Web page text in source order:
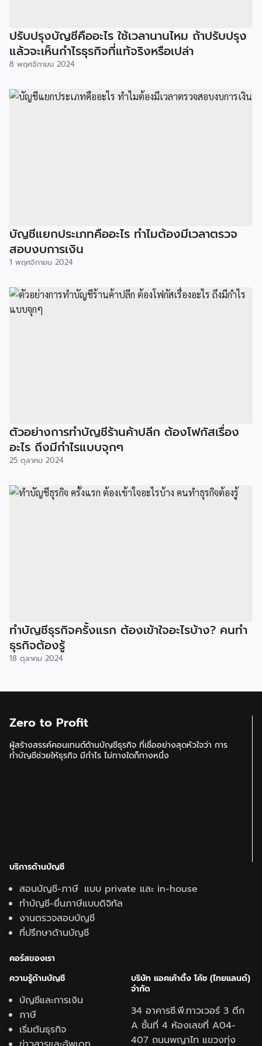
ปรับปรุงบัญชีคืออะไร ใช้เวลานานไหม ถ้าปรับปรุง
แล้วจะเห็นกำไรธุรกิจที่แท้จริงหรือเปล่า
8 พฤศจิกายน 2024
บัญชีแยกประเภทคืออะไร ทำไมต้องมีเวลาตรวจ
สอบงบการเงิน
1 พฤศจิกายน 2024
ตัวอย่างการทำบัญชีร้านค้าปลีก ต้องโฟกัสเรื่อง
อะไร ถึงมีกำไรแบบจุกๆ
25 ตุลาคม 2024
ทำบัญชีธุรกิจครั้งแรก ต้องเข้าใจอะไรบ้าง? คนทำ
ธุรกิจต้องรู้
18 ตุลาคม 2024
Zero to Profit
ผู้สร้างสรรค์คอนเทนต์ด้านบัญชีธุรกิจ ที่เชื่ออย่างสุดหัวใจว่า การ
ทำบัญชีช่วยให้ธุรกิจ มีกำไร ไม่ทางใดก็ทางหนึ่ง
บริการด้านบัญชี
สอนบัญชี-ภาษี แบบ private และ in-house
ทำบัญชี-ยื่นภาษีแบบดิจิทัล
งานตรวจสอบบัญชี
ที่ปรึกษาด้านบัญชี
คอร์สของเรา
ความรู้ด้านบัญชี
บัญชีและการเงิน
ภาษี
เริ่มต้นธุรกิจ
บริษัท แอคเค้าติ้ง โค้ช (ไทยแลนด์)
จำกัด
34 อาคารซี.พี.ทาวเวอร์ 3 ตึก
A ชั้นที่ 4 ห้องเลขที่ A04-
407 ถนนพญาไท แขวงทุ่ง